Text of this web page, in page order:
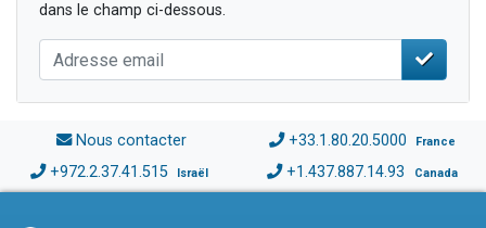
dans le champ ci-dessous.
Nous contacter +33.1.80.20.5000 France
+972.2.37.41.515 Israël +1.437.887.14.93 Canada